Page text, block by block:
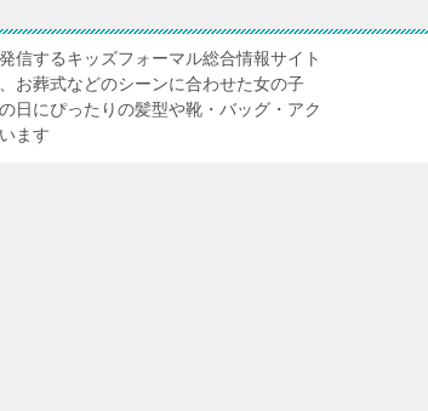
信するキッズフォーマル総合情報サイト
お葬式などのシーンに合わせた女の子
日にぴったりの髪型や靴・バッグ・アク
ます